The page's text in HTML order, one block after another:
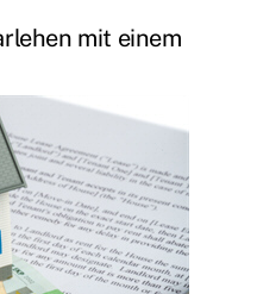
mit einem